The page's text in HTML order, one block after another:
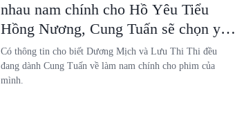
nhau nam chính cho Hồ Yêu Tiểu
Hồng Nương, Cung Tuấn sẽ chọn yêu
ai?
Có thông tin cho biết Dương Mịch và Lưu Thi Thi đều
đang dành Cung Tuấn về làm nam chính cho phim của
mình.